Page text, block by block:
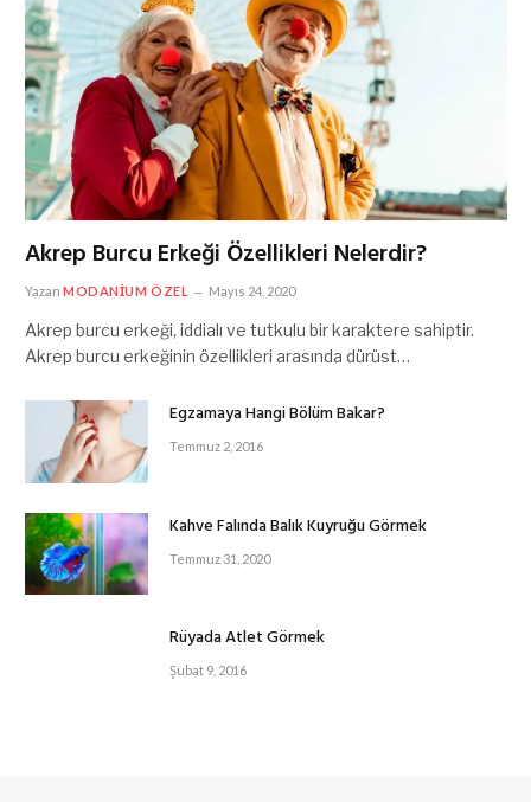
Akrep Burcu Erkeği Özellikleri Nelerdir?
Yazan MODANIUM ÖZEL Mayıs 24, 2020
Akrep burcu erkeği, iddialı ve tutkulu bir karaktere sahiptir.
Akrep burcu erkeğinin özellikleri arasında dürüst…
Egzamaya Hangi Bölüm Bakar?
Temmuz 2, 2016
Kahve Falında Balık Kuyruğu Görmek
Temmuz 31, 2020
Rüyada Atlet Görmek
Şubat 9, 2016